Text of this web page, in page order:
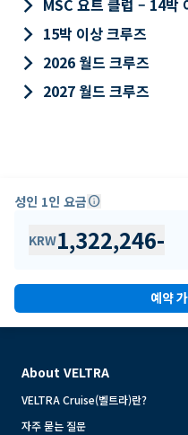
MSC 요트 클럽 – 14박
keyboard_arrow_right 15박 이상 크루즈
keyboard_arrow_right 2026 월드 크루즈
keyboard_arrow_right 2027 월드 크루즈
성인 1인 요금info
KRW1,322,246-
예약
About VELTRA
VELTRA Cruise(벨트라)란?
자주 묻는 질문